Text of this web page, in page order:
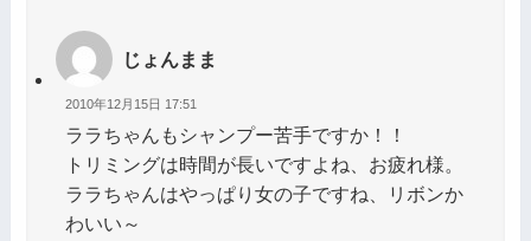
じょんまま
2010年12月15日 17:51
ララちゃんもシャンプー苦手ですか！！
トリミングは時間が長いですよね、お疲れ様。
ララちゃんはやっぱり女の子ですね、リボンか
わいい～